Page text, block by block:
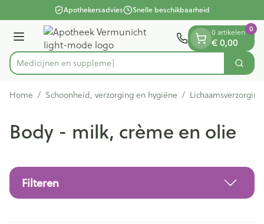
Ga naar de inhoudApothekersadvies Snelle beschikbaarheid
Menu
Product, merk, categorie...
Medi Zoek
0 artikelen
€ 0,00
0
Home / Schoonheid, verzorging en hygiëne / Lichaamsverzorging
Body - milk, crème en olie
Filteren